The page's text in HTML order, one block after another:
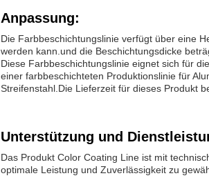
Anpassung:
Die Farbbeschichtungslinie verfügt über eine
werden kann.und die Beschichtungsdicke
Diese Farbbeschichtungslinie eignet sich für
einer farbbeschichteten Produktionslinie für
Streifenstahl.Die Lieferzeit für dieses Produkt
Unterstützung und
Das Produkt Color Coating Line ist mit
optimale Leistung und Zuverlässigkeit zu